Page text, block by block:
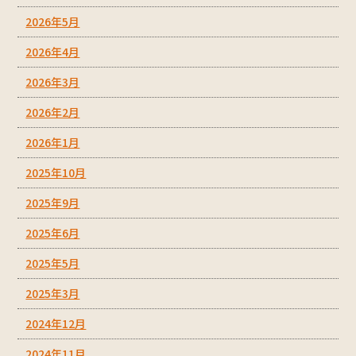
2026年5月
2026年4月
2026年3月
2026年2月
2026年1月
2025年10月
2025年9月
2025年6月
2025年5月
2025年3月
2024年12月